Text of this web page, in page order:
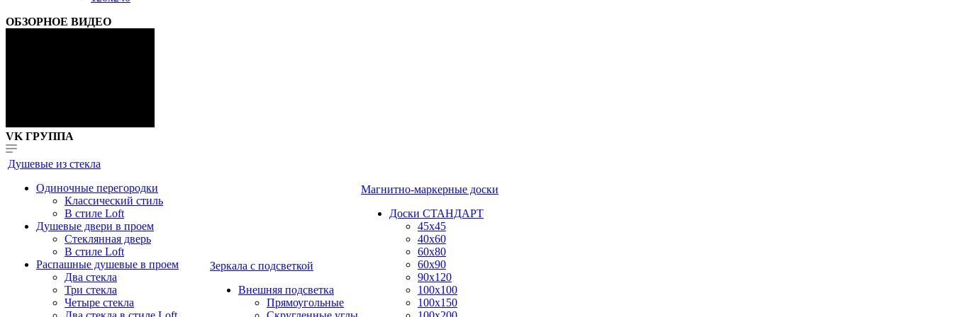
ОБЗОРНОЕ ВИДЕО
VK ГРУППА
Душевые из стекла
Одиночные перегородки
Классический стиль
В стиле Loft
Душевые двери в проем
Стеклянная дверь
В стиле Loft
Распашные душевые в проем
Два стекла
Три стекла
Четыре стекла
Зеркала с подсветкой
Внешняя подсветка
Прямоугольные
Магнитно-маркерные доски
Доски СТАНДАРТ
45x45
40x60
60x80
60x90
90x120
100x100
100x150